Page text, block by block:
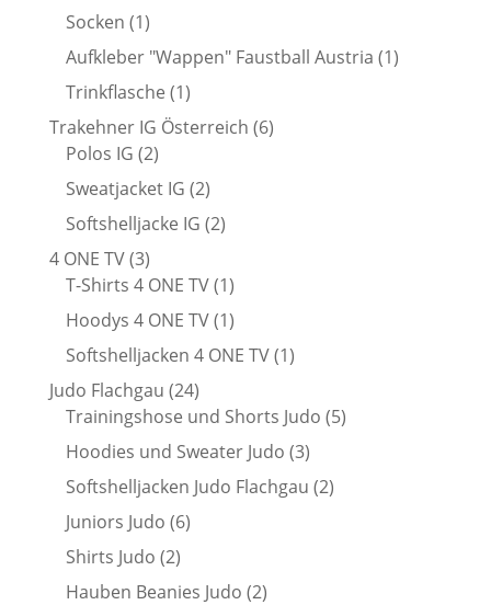
Socken 11
Produkt
Aufkleber "Wappen" Faustball Austria 11
Trinkflasche 11
Produkt
Trakehner IG Österreich 66
Polos IG 22
Produkte
Sweatjacket IG 22
Produkte
Softshelljacke IG 22
4 ONE TV 33
Produkte
T-Shirts 4 ONE TV 11
Produkt
Hoodys 4 ONE TV 11
Produkt
Softshelljacken 4 ONE TV 11
Judo Flachgau 2424
Produkte
Trainingshose und Shorts Judo 55
Hoodies und Sweater Judo 33
Produkte
Softshelljacken Judo Flachgau 22
Juniors Judo 66
Shirts Judo 22
Produkte
Hauben Beanies Judo 22